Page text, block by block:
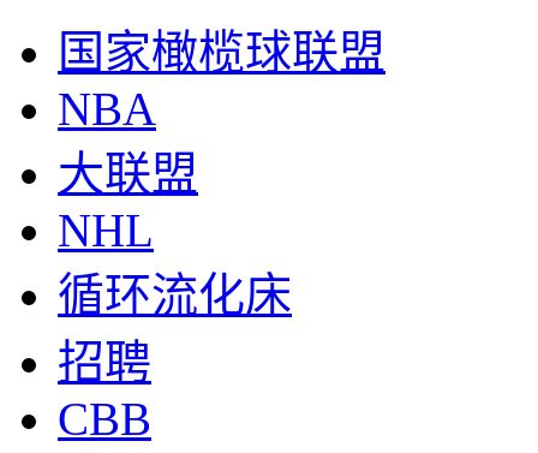
国家橄榄球联盟
NBA
大联盟
NHL
循环流化床
招聘
CBB